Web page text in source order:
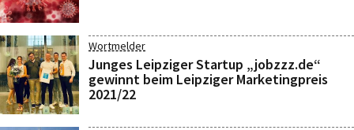
Wortmelder
Junges Leipziger Startup „jobzzz.de“
gewinnt beim Leipziger Marketingpreis
2021/22